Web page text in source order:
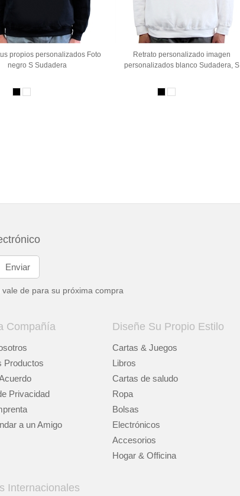
propios personalizados Foto
negro S Sudadera
Retrato personalizado imagen
personalizados blanco Sudadera, S
de para su próxima compra
Compañía
Productos
Privacidad
a un Amigo
Diseñe Su Propio Estilo
Cartas & Juegos
Libros
Cartas de saludo
Ropa
Bolsas
Electrónicos
Accesorios
Hogar & Officina
Internacionales